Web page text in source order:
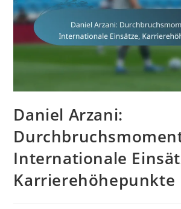
Daniel Arzani:
Internationale
Karrierehöhepunkte